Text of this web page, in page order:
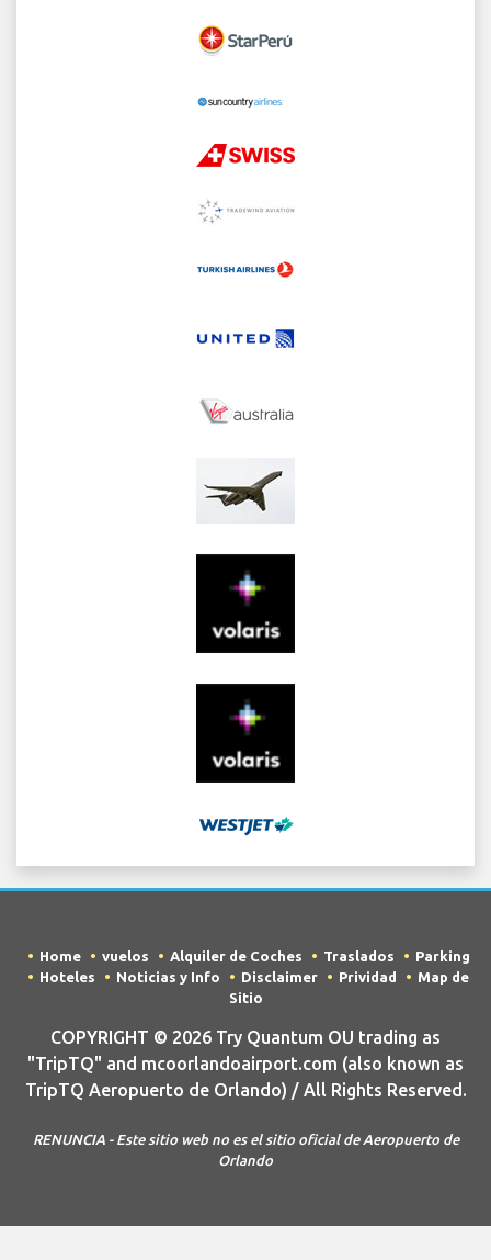
Home vuelos Alquiler de Coches Traslados
Parking
Hoteles
Noticias y Info Disclaimer Prividad
Map de
Sitio
COPYRIGHT © 2026 Try Quantum OU trading as
"TripTQ" and mcoorlandoairport.com (also known as
TripTQ Aeropuerto de Orlando) / All Rights Reserved.
RENUNCIA - Este sitio web no es el sitio oficial de Aeropuerto de
Orlando